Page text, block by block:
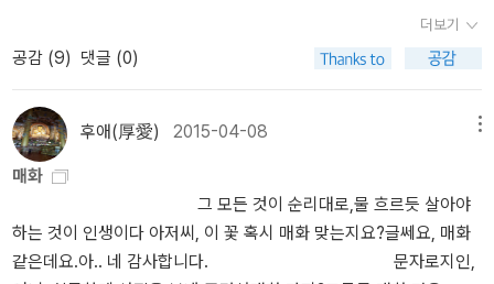
도...^^ 책을 읽으면서 '이연복'님의 진정성이 느껴지는 글들이 많아
서 좋았어요. 그 마음 끝까지 변치 마셨으면 좋겠어요.아참! 그리고
이번에 짜짱라면 출시하셨던데, 먹어보니 정말 맛있었어요. ^^ 김
형경님의 책은 이번에 처음 읽었답니다. 처음에는 그저 '독서모임'에
관한 책인줄 알았는데, 독서모임을 통한 심리치료에 대한 이야기를
다루어서 당황했었답니다. 그녀가 독서 모임을 통해 사람간의 관계에
대해서 이야기 할때, 모든 글들이 마음에 들었던것은 아니었어요.그
런데, 저의 마음과 같이 상대방에게 오픈 마인드를 보이지 않고, 얼마
나 잘하나보자..라고 상대방을 평가하듯이 바라본다면 자신의 마음을
치유하지 못한다고 말할때 조금 뜨끔했답니다. ^^;; 그래서, 완전히는
기에서 무엇을 찾아낼지 어떤 유령을 볼지는 독자에게 달려있다고 설
파한다. 그런 죽은 영혼을, 그 책을 원하는 단 한 사람이라도 찾아 읽
게 하여 그 영혼을 살려내는 것이 서점과 그 관계자들의 일이라고 설
명한다. 암실 이야기 노벨 문학상으로 세계적인 작가의 반열에 오른
귄터 그라스. 그가 2006년 뼈아픈 자기 고백을 담은 자서전 『양파 껍
질을 벗기며』를 발표한 후, 다시 한 번 '성공한 예술가'로서의 자신의
삶을 성찰하며 써 내려간 실험적 자전 소설 『암실 이야기』를 민음사
에서 출간한다. 유명한 사진사인 마리가 이제는 성인이 된 자신의 여
덟 아이들에게 자기 자신과 그들의 어린 시절을 회고하게 한다는 설
지만 언제까지 낼지 모르고... 5권 시리즈인데 4권까지 구매. 차근
차근 구입중. 그래픽노블은 영어로 잘 읽지 않는데, 창고대방출로
구입. ^^2,3편도 그래주면 좋겠수~ 합본으로 출간되어 반가웠던 이
토준지의 소용돌이 구입한 영어책 시리즈 모두 구입 이제 읽을날
만 남았음. 관심있었던 책인데, 5만원 맞춤에 끼어넣기 외서. 가
끔 2000원 마일리지 때문에 영어책 구입^^ 그림이 이쁜데 가격도 이
쁘다. 원서가 더 저렴이. '프린세스 다이어리'의 작가의
또 다른 책 기타 도서관 대출하고 내게 필요한 책이라 반납하고 구
더보기
공감 (9) 댓글 (0)
후애(厚愛) 2015-04-08
매화
그 모든 것이 순리대로,물 흐르듯 살아야
하는 것이 인생이다 아저씨, 이 꽃 혹시 매화 맞는지요?글쎄요, 매화
같은데요.아.. 네 감사합니다. 문자로지인,